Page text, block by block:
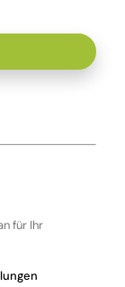
für Ihr